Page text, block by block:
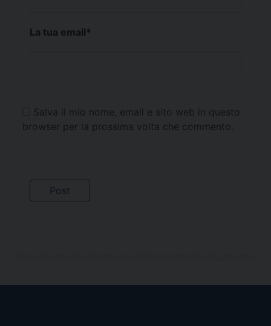
La tua email*
Salva il mio nome, email e sito web in questo
browser per la prossima volta che commento.